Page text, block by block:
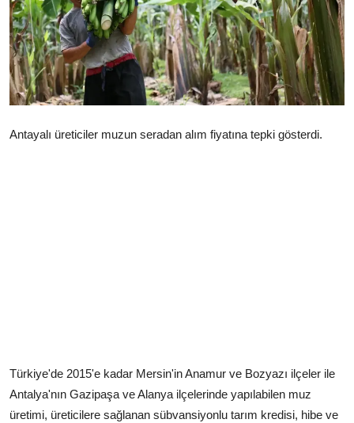
Dünya Haberleri
Çerkezköy
Antayalı üreticiler muzun seradan alım fiyatına tepki gösterdi.
Türkiye'de 2015'e kadar Mersin'in Anamur ve Bozyazı ilçeler ile
Antalya'nın Gazipaşa ve Alanya ilçelerinde yapılabilen muz
üretimi, üreticilere sağlanan sübvansiyonlu tarım kredisi, hibe ve